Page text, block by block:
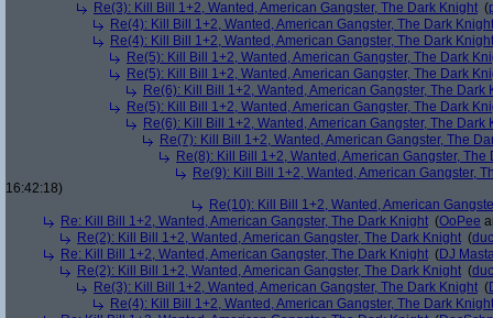
Re(3): Kill Bill 1+2, Wanted, American Gangster, The Dark Knight (
Re(4): Kill Bill 1+2, Wanted, American Gangster, The Dark Knight
Re(4): Kill Bill 1+2, Wanted, American Gangster, The Dark Knight
Re(5): Kill Bill 1+2, Wanted, American Gangster, The Dark
Re(5): Kill Bill 1+2, Wanted, American Gangster, The Dark
Re(6): Kill Bill 1+2, Wanted, American Gangster, The Dark
Re(5): Kill Bill 1+2, Wanted, American Gangster, The Dark
Re(6): Kill Bill 1+2, Wanted, American Gangster, The Dark
Re(7): Kill Bill 1+2, Wanted, American Gangster, The
Re(8): Kill Bill 1+2, Wanted, American Gangster, The
Re(9): Kill Bill 1+2, Wanted, American Gangster,
16:42:18)
Re(10): Kill Bill 1+2, Wanted, American
Re: Kill Bill 1+2, Wanted, American Gangster, The Dark Knight (OoPee
Re(2): Kill Bill 1+2, Wanted, American Gangster, The Dark Knight (
Re: Kill Bill 1+2, Wanted, American Gangster, The Dark Knight (DJ
Re(2): Kill Bill 1+2, Wanted, American Gangster, The Dark Knight (
Re(3): Kill Bill 1+2, Wanted, American Gangster, The Dark Knight (
Re(4): Kill Bill 1+2, Wanted, American Gangster, The Dark Knight